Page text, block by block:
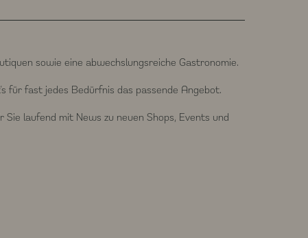
sowie eine abwechslungsreiche Gastronomie.
für fast jedes Bedürfnis das passende Angebot.
Sie laufend mit News zu neuen Shops, Events und